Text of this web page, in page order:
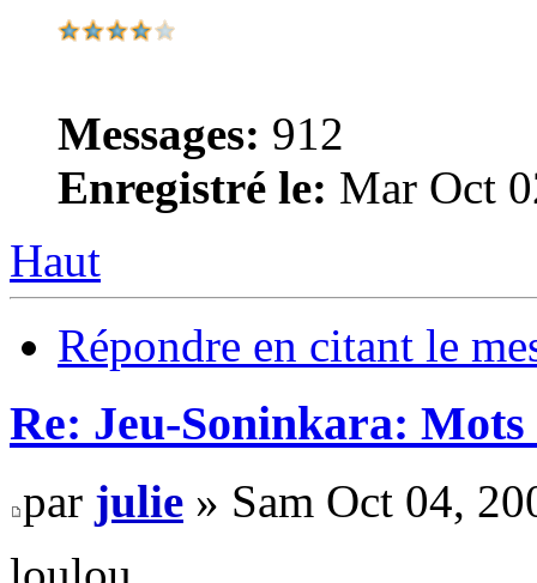
Messages: 912
Enregistré le: Mar Oct
Haut
Répondre en citant le
Re: Jeu-Soninkara:
par julie » Sam Oct 04,